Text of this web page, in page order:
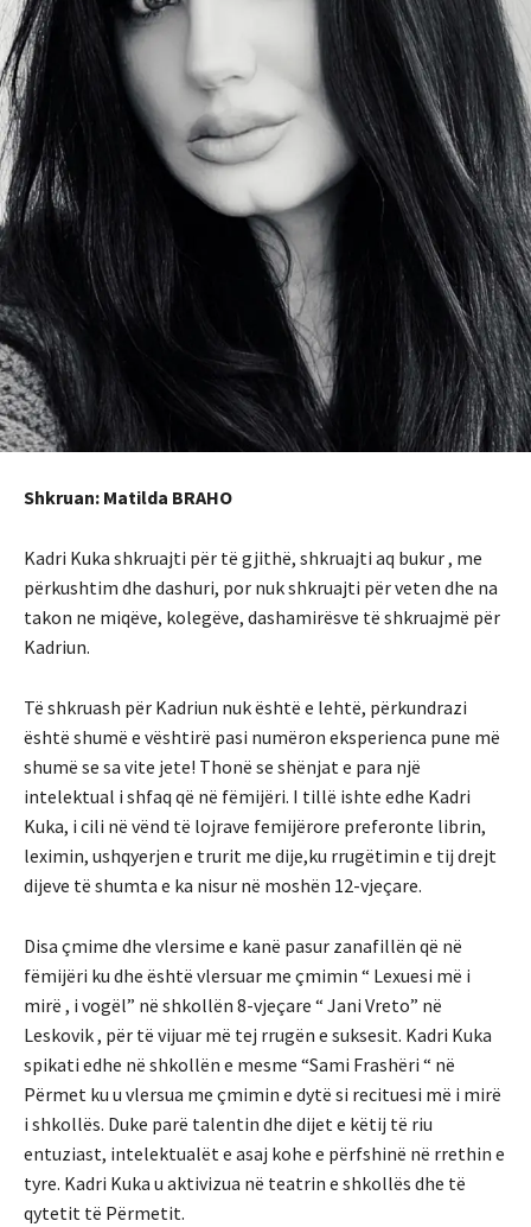
Shkruan: Matilda BRAHO
Kadri Kuka shkruajti për të gjithë, shkruajti aq bukur , me
përkushtim dhe dashuri, por nuk shkruajti për veten dhe na
takon ne miqëve, kolegëve, dashamirësve të shkruajmë për
Kadriun.
Të shkruash për Kadriun nuk është e lehtë, përkundrazi
është shumë e vështirë pasi numëron eksperienca pune më
shumë se sa vite jete! Thonë se shënjat e para një
intelektual i shfaq që në fëmijëri. I tillë ishte edhe Kadri
Kuka, i cili në vënd të lojrave femijërore preferonte librin,
leximin, ushqyerjen e trurit me dije,ku rrugëtimin e tij drejt
dijeve të shumta e ka nisur në moshën 12-vjeçare.
Disa çmime dhe vlersime e kanë pasur zanafillën që në
fëmijëri ku dhe është vlersuar me çmimin “ Lexuesi më i
mirë , i vogël” në shkollën 8-vjeçare “ Jani Vreto” në
Leskovik , për të vijuar më tej rrugën e suksesit. Kadri Kuka
spikati edhe në shkollën e mesme “Sami Frashëri “ në
Përmet ku u vlersua me çmimin e dytë si recituesi më i mirë
i shkollës. Duke parë talentin dhe dijet e këtij të riu
entuziast, intelektualët e asaj kohe e përfshinë në rrethin e
tyre. Kadri Kuka u aktivizua në teatrin e shkollës dhe të
qytetit të Përmetit.